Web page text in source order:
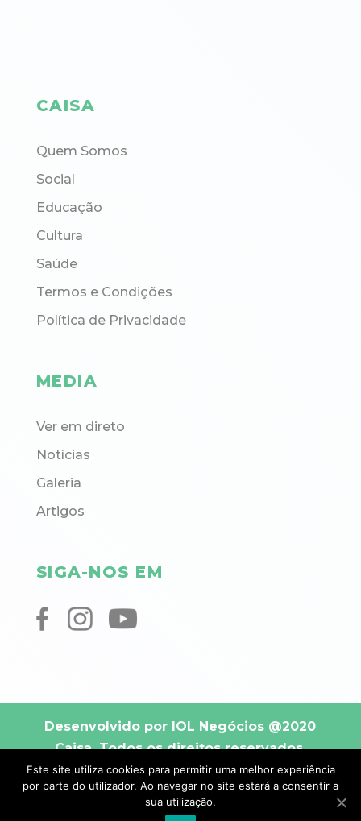
CAISA
Quem Somos
Social
Educação
Cultura
Saúde
Termos e Condições
Política de Privacidade
MEDIA
Ver em direto
Notícias
Galeria
Artigos
SIGA-NOS EM
Desenvolvido por IOL Negócios @2020
Caisa. Todos os direitos reservados.
Este site utiliza cookies para permitir uma melhor experiência
por parte do utilizador. Ao navegar no site estará a consentir a
sua utilização.